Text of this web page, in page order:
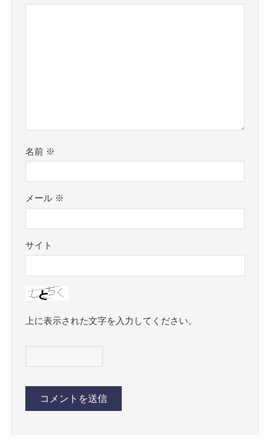
名前 ※
メール ※
サイト
上に表示された文字を入力してください。